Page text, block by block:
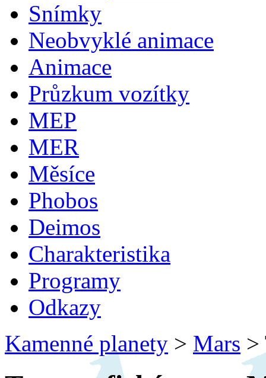
Snímky
Neobvyklé animace
Animace
Průzkum vozítky
MEP
MER
Měsíce
Phobos
Deimos
Charakteristika
Programy
Odkazy
Kamenné planety > Mars >